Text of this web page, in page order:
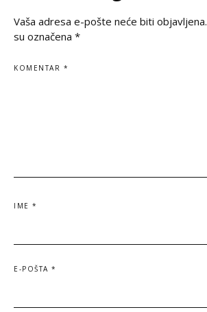
Vaša adresa e-pošte neće biti objavljena.
su označena *
KOMENTAR *
IME *
E-POŠTA *